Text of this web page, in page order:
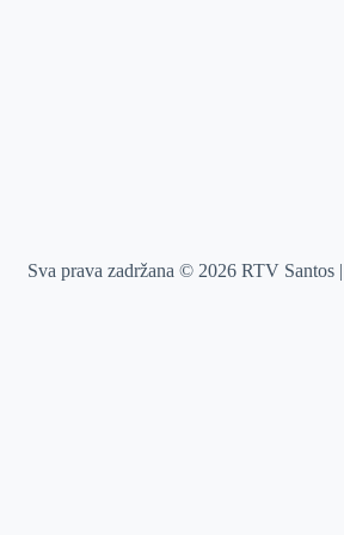
Sva prava zadržana © 2026 RTV Santos